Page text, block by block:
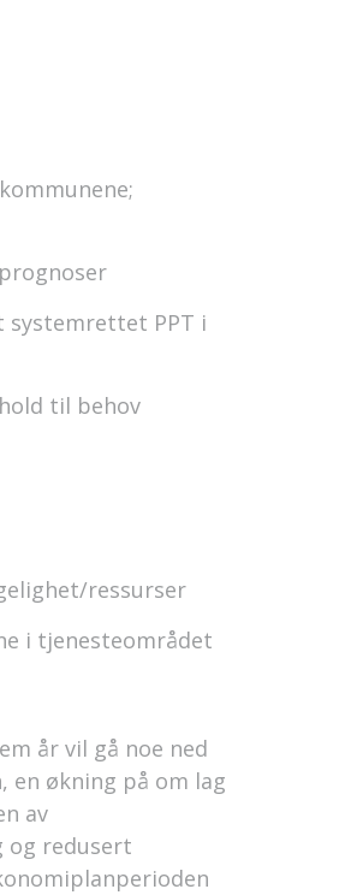
PPT i
til behov
ressurser
i tjenesteområdet
år vil gå noe ned
en økning på om lag
av
og redusert